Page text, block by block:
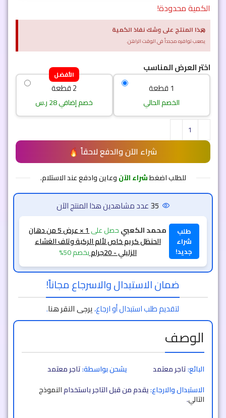
الكمية محدودة!
هذا المنتج على وشك نفاذ الكمية
يصعب توافره مجدداً في الوقت الراهن.
×
اختر العرض المناسب
1 قطعة
الخصم الحالي
الأفضل
2 قطعة
خصم إضافي 28 ر.س
شراء الآن والدفع لاحقاً
للطلب اضغطشراء الآنوعاين وادفع عند الاستلام.
51عدد مشاهدين هذا المنتج الآن
طلب
شراء
جديد!
محمد.العسيويحصل على
1 × عرض 3
الزيت الهندي 108 عشبة
بخصم 50%
ضمان الاستبدال والاسرجاع مجاناً!
لتقديم طلب استبدال أو ارجاع،يرجى النقر هنا.
الوصف
البائع:تاجر معتمد يشحن بواسطة:تاجر معتمد
الاستبدال والارجاع:يقدم من قبل التاجر باستخدامالنموذج
التالي.